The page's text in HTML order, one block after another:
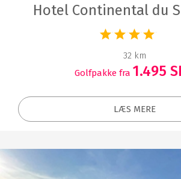
Hotel Continental du
32 km
Golfpakke fra 1.495
LÆS MERE